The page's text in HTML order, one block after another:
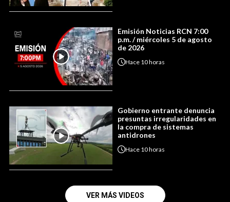
Emisión Noticias RCN 7:00
p.m. / miércoles 5 de agosto
de 2026
Hace 10 horas
Gobierno entrante denuncia
presuntas irregularidades en
la compra de sistemas
antidrones
Hace 10 horas
VER MÁS VIDEOS